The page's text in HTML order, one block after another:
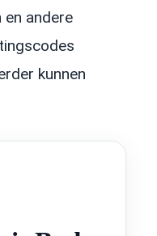
en andere
kunnen